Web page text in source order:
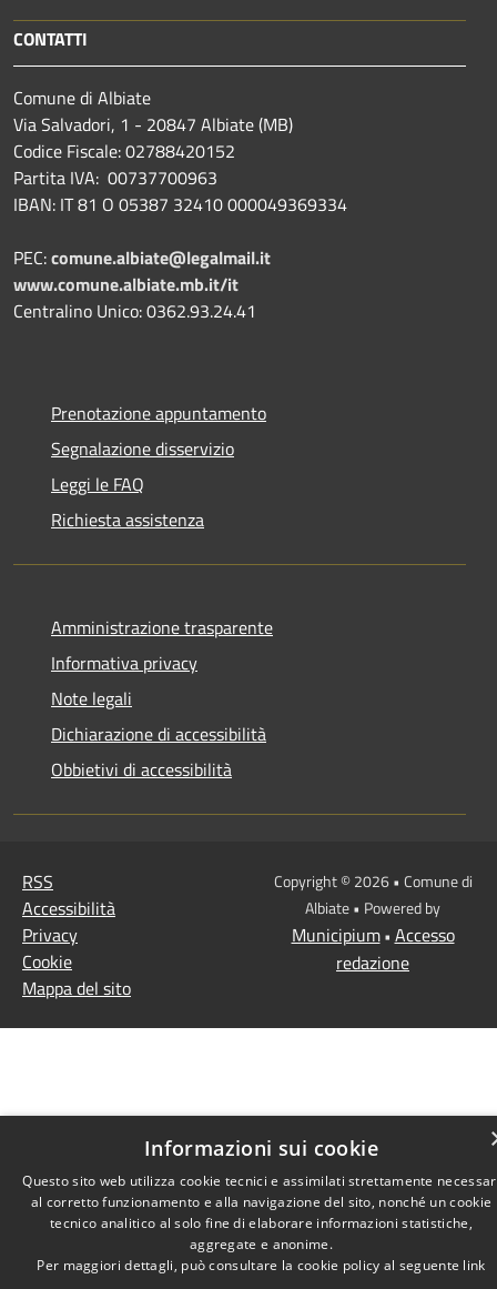
CONTATTI
Comune di Albiate
Via Salvadori, 1 - 20847 Albiate (MB)
Codice Fiscale: 02788420152
Partita IVA: 00737700963
IBAN: IT 81 O 05387 32410 000049369334
PEC:comune.albiate@legalmail.it
www.comune.albiate.mb.it/it
Centralino Unico: 0362.93.24.41
Prenotazione appuntamento
Segnalazione disservizio
Leggi le FAQ
Richiesta assistenza
Amministrazione trasparente
Informativa privacy
Note legali
Dichiarazione di accessibilità
Obbietivi di accessibilità
RSS
Accessibilità
Privacy
Cookie
Mappa del sito
Copyright © 2026 • Comune di
Albiate • Powered by
Municipium• Accesso
redazione
Informazioni sui cookie
Questo sito web utilizza cookie tecnici e assimilati strettamente
al corretto funzionamento e alla navigazione del sito, nonché un cookie
tecnico analitico al solo fine di elaborare informazioni statistiche,
aggregate e anonime.
Per maggiori dettagli, può consultare la cookie policy al seguente link